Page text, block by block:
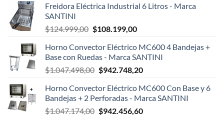
Freidora Eléctrica Industrial 6 Litros - Marca
SANTINI
$124.999,00 El
original
era:
$124.999,00.
$108.199,00El
actual
es:
$108.199,00.
Horno Convector Eléctrico MC600 4 Bandejas +
Base con Ruedas - Marca SANTINI
$1.047.498,00 El
original
era:
$1.047.498,00.
$942.748,20El
actual
es:
$942.748,20.
Horno Convector Eléctrico MC600 Con Base y 6
Bandejas + 2 Perforadas - Marca SANTINI
$1.047.174,00 El
$942.456,60El